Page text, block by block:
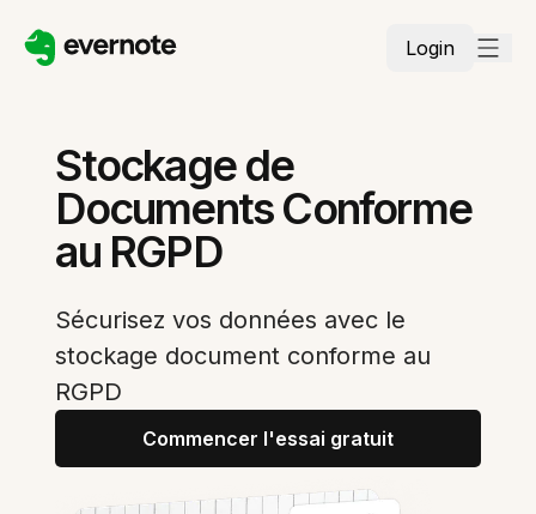
Login
Stockage de
Documents Conforme
au RGPD
Sécurisez vos données avec le
stockage document conforme au
RGPD
Commencer l'essai gratuit